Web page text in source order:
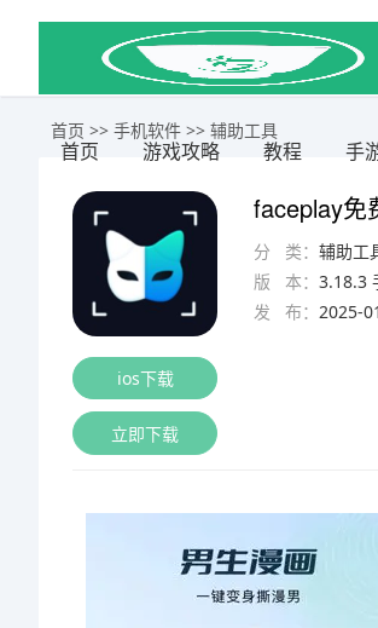
首页 游戏攻略 教程 手
首页 >> 手机软件 >> 辅助工具
ios下载
立即下载
faceplay免
分 类： 辅助工
版 本： 3.18.3
发 布： 2025-